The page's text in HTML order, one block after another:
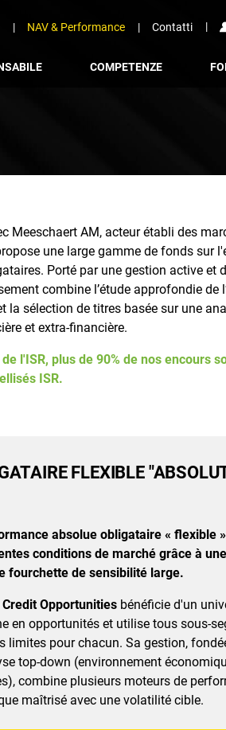
NAV & Performance Contatti
COMPETENZE
Meeschaert AM, acteur établi des
une large gamme de fonds sur
Porté par une gestion active et
combine l’étude approfondie de
la sélection de titres basée sur une
et extra-financière.
l'ISR, plus de 90% de nos encours
ISR.
FLEXIBLE
absolue obligataire « flexible
conditions de marché grâce à
fourchette de sensibilité large.
Opportunities bénéficie d'un
en opportunités et utilise tous sous-
limites pour chacun. Sa gestion,
top-down (environnement
combine plusieurs moteurs de
maîtrisé avec une volatilité cible.